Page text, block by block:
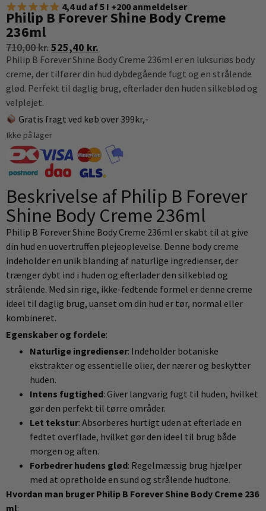
4,4 ud af 5 I +200 anmeldelser
Philip B Forever Shine Body Creme
236ml
710,00kr.525,40 kr.
Philip B Forever Shine Body Creme 236ml er en luksuriøs body
creme, der tilfører din hud dybdegående fugt og en strålende
glød. Perfekt til daglig brug, efterlader den huden silkeblød og
velplejet.
Gratis fragt ved køb over 399kr,-
Ikke på lager
Beskrivelse af Philip B Forever
Shine Body Creme 236ml
Philip B Forever Shine Body Creme 236ml er skabt til at give
din hud en uovertruffen plejeoplevelse. Denne body creme
indeholder en unik blanding af naturlige ingredienser, der
trænger dybt ind i huden og efterlader den silkeblød og
strålende. Med sin rige, ikke-fedtende formel er denne creme
ideel til daglig brug, uanset om din hud er tør, normal eller
kombineret.
Egenskaber og fordele:
Naturlige ingredienser: Indeholder botaniske
ekstrakter og essentielle olier, der nærer og beskytter
huden.
Intens fugtighed: Giver langvarig fugt til huden, hvilket
gør den perfekt til tørre områder.
Let tekstur: Absorberes hurtigt uden at efterlade en
fedtet overflade, hvilket gør den ideel til brug både
morgen og aften.
Forbedrer hudens glød: Regelmæssig brug hjælper
med at opretholde en sund og strålende hudtone.
Hvordan man bruger Philip B Forever Shine Body Creme 236
ml: